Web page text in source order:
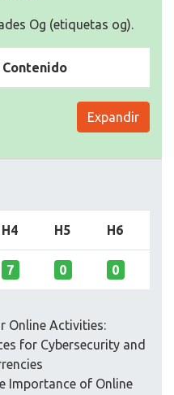
Og (etiquetas og).
Contenido
Expandir
H4 H5 H6
7 0 0
Online Activities:
for Cybersecurity and
Importance of Online